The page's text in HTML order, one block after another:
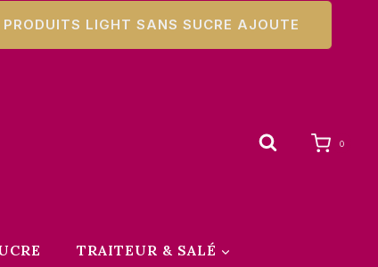
PRODUITS LIGHT SANS SUCRE AJOUTE
0
TRAITEUR & SALÉ